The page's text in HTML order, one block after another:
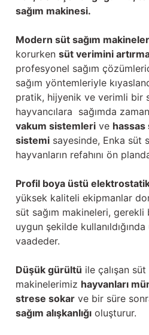
sağım makinesi.
Modern süt sağım
korurken süt verimini
profesyonel sağım
sağım yöntemleriyle
pratik, hijyenik ve verimli bir
hayvancılara sağımda zaman
vakum sistemleri ve hassas
sistemi sayesinde, Enka süt
hayvanların refahını ön
Profil boya üstü
yüksek kaliteli ekipmanlar
süt sağım makineleri, gerekli
uygun şekilde
vaadeder.
Düşük gürültü ile çalışan süt
makinelerimiz hayvanları
strese sokar ve bir süre
sağım alışkanlığı oluşturur.